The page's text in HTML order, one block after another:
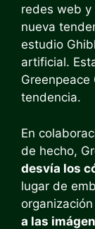
redes web y
nueva
estudio
artificial.
Greenpeace
tendencia.
En
de hecho,
desvía los
lugar de
organización
a las